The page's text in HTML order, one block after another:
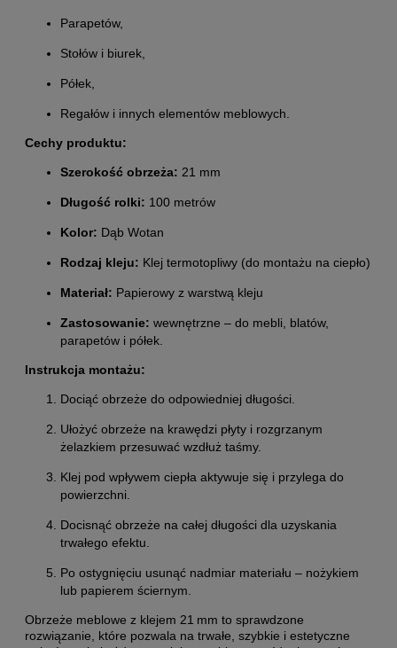
Parapetów,
Stołów i biurek,
Półek,
Regałów i innych elementów meblowych.
Cechy produktu:
Szerokość obrzeża: 21 mm
Długość rolki: 100 metrów
Kolor: Dąb Wotan
Rodzaj kleju: Klej termotopliwy (do montażu na ciepło)
Materiał: Papierowy z warstwą kleju
Zastosowanie: wewnętrzne – do mebli, blatów,
parapetów i półek.
Instrukcja montażu:
Dociąć obrzeże do odpowiedniej długości.
Ułożyć obrzeże na krawędzi płyty i rozgrzanym
żelazkiem przesuwać wzdłuż taśmy.
Klej pod wpływem ciepła aktywuje się i przylega do
powierzchni.
Docisnąć obrzeże na całej długości dla uzyskania
trwałego efektu.
Po ostygnięciu usunąć nadmiar materiału – nożykiem
lub papierem ściernym.
Obrzeże meblowe z klejem 21 mm to sprawdzone
rozwiązanie, które pozwala na trwałe, szybkie i estetyczne